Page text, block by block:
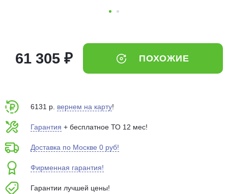
61 305 ₽ ПОХОЖИЕ
6131 р. вернем на карту!
Гарантия + бесплатное ТО 12 мес!
Доставка по Москве 0 руб!
Фирменная гарантия!
Гарантии лучшей цены!
выбранный способом
75% будут
Подробнее